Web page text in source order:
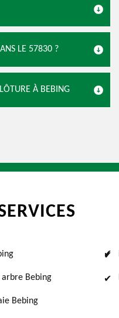
LE 57830 ?
À BEBING
Bebing
Bebing